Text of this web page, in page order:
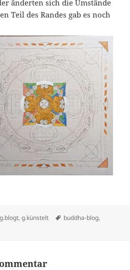
änderten sich die Umstände
Teil des Randes gab es noch
Kategorien
g.blogt,g.künstelt Schlagwörter
buddha-blog,